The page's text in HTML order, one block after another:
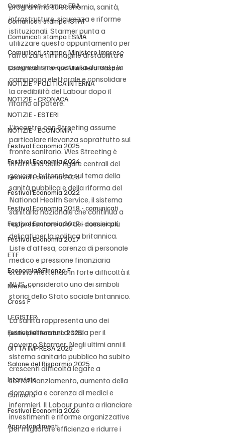
Comunicati stampa EBA
Comunicati stampa ISTAT
Comunicati stampa ESMA
Comunicati stampa Ministero Imprese
Comunicati stampa Ministero traspor
NOTIZIE - POLITICA INTERNA
NOTIZIE - CRONACA
NOTIZIE - ESTERI
NOTIZIE - ECONOMIA
Festival Economia 2025
Festival Economia 2024
Festival Economia 2023
Festival Economia 2022
Festival Economia 2018 - comunicati
Festival Economia 2017 - comunicati
Festival Economia 2017
ETF
Economia&Finanza F
Mercati F
Cross F
LEGISTER
Festivalletteratura 2025
CITTÀ IMPRESA 2025
Salone del Risparmio 2025
Interviste
Curiosità
Festival Economia 2026
Approfondimenti
programma su economia, sanità,
infrastrutture, sicurezza e riforme
istituzionali. Starmer punta a
utilizzare questo appuntamento per
rafforzare l’immagine di stabilità e
pragmatismo costruita durante la
campagna elettorale e consolidare
la credibilità del Labour dopo il
ritorno al potere.
L’incontro con Streeting assume
particolare rilevanza soprattutto sul
fronte sanitario. Wes Streeting è
infatti una delle figure centrali del
governo britannico sul tema della
sanità pubblica e della riforma del
National Health Service, il sistema
sanitario nazionale che continua a
rappresentare uno dei dossier più
delicati per la politica britannica.
Liste d’attesa, carenza di personale
medico e pressione finanziaria
stanno mettendo in forte difficoltà il
NHS, considerato uno dei simboli
storici dello Stato sociale britannico.
La sanità rappresenta uno dei
principali terreni di sfida per il
governo Starmer. Negli ultimi anni il
sistema sanitario pubblico ha subito
crescenti difficoltà legate a
sottofinanziamento, aumento della
domanda e carenza di medici e
infermieri. Il Labour punta a rilanciare
investimenti e riforme organizzative
per migliorare efficienza e ridurre i